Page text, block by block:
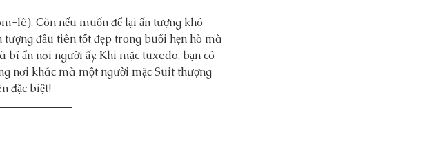
lê). Còn nếu muốn để lại ấn tượng khó
đầu tiên tốt đẹp trong buổi hẹn hò mà
ẩn nơi người ấy. Khi mặc tuxedo, bạn có
nơi khác mà một người mặc Suit thượng
đặc biệt!